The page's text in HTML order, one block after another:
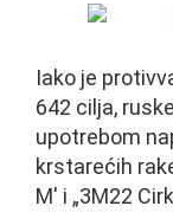
Iako je
642 cilja,
upotrebom
krstarećih
M' i „3M22